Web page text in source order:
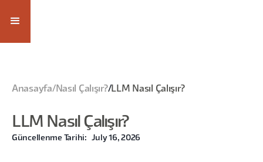
Anasayfa/ Nasıl Çalışır?/ LLM Nasıl Çalışır?
LLM Nasıl Çalışır?
Güncellenme Tarihi: July 16, 2026